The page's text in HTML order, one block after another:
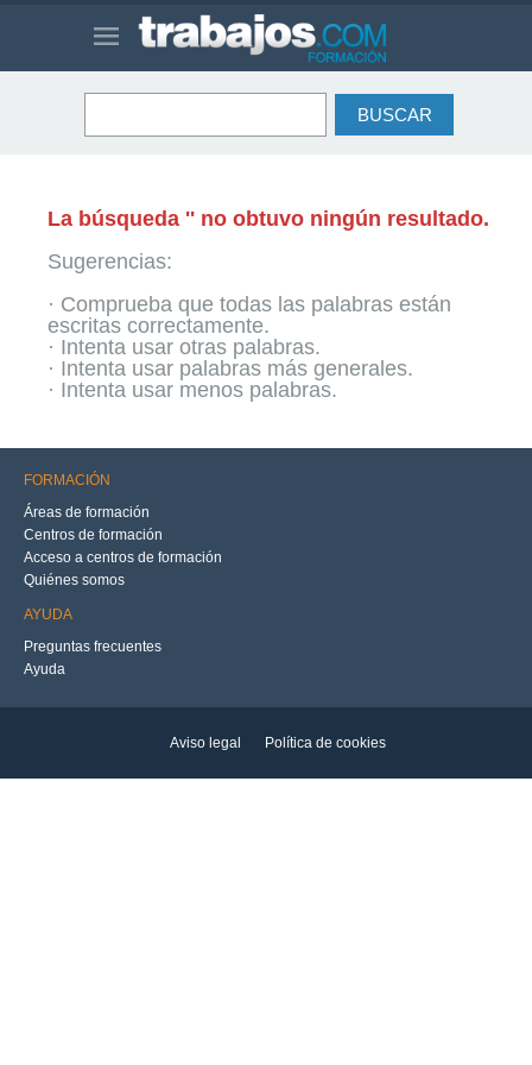
La búsqueda '' no obtuvo ningún resultado.
Sugerencias:
· Comprueba que todas las palabras están
escritas correctamente.
· Intenta usar otras palabras.
· Intenta usar palabras más generales.
· Intenta usar menos palabras.
FORMACIÓN
Áreas de formación
Centros de formación
Acceso a centros de formación
Quiénes somos
AYUDA
Preguntas frecuentes
Ayuda
Aviso legal Política de cookies